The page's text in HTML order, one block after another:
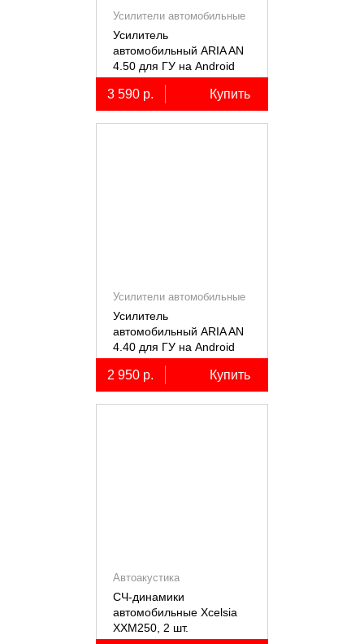
Усилители автомобильные
Усилитель
автомобильный ARIA AN
4.50 для ГУ на Android
3 590 р. Купить
Усилители автомобильные
Усилитель
автомобильный ARIA AN
4.40 для ГУ на Android
2 950 р. Купить
Автоакустика
СЧ-динамики
автомобильные Xcelsia
XXM250, 2 шт.